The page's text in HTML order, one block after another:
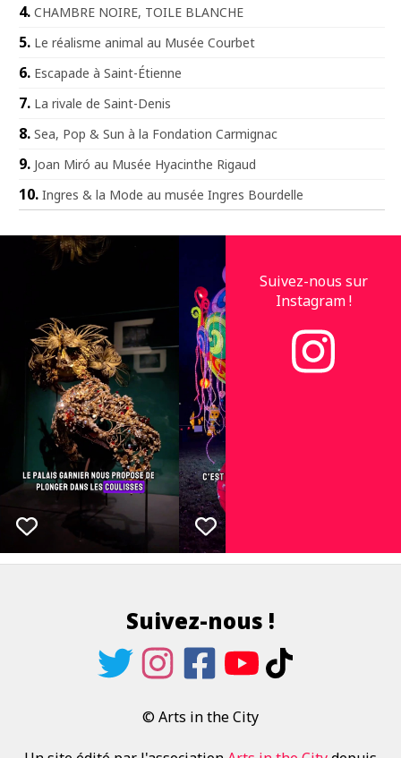
CHAMBRE NOIRE, TOILE BLANCHE
Le réalisme animal au Musée Courbet
Escapade à Saint-Étienne
La rivale de Saint-Denis
Sea, Pop & Sun à la Fondation Carmignac
Joan Miró au Musée Hyacinthe Rigaud
Ingres & la Mode au musée Ingres Bourdelle
Suivez-nous sur
Instagram !
Suivez-nous !
© Arts in the City